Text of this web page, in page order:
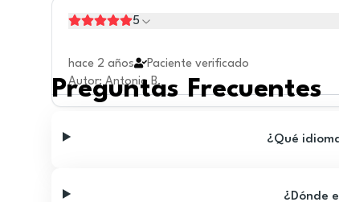
5
hace 2 años
Paciente verificado
Autor:Antonio B.
Preguntas Frecuentes
¿Qué
¿Dónde